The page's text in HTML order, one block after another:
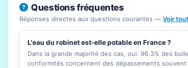
Questions fréquentes
Réponses directes aux questions courantes — Voir
L'eau du robinet est-elle potable en France ?
Dans la grande majorité des cas, oui. 96.3% des
conformités concernent des dépassements